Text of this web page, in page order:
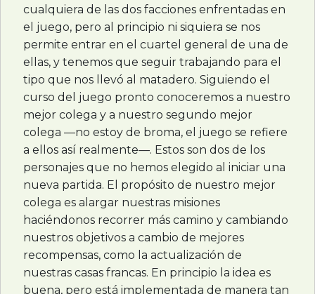
cualquiera de las dos facciones enfrentadas en
el juego, pero al principio ni siquiera se nos
permite entrar en el cuartel general de una de
ellas, y tenemos que seguir trabajando para el
tipo que nos llevó al matadero. Siguiendo el
curso del juego pronto conoceremos a nuestro
mejor colega y a nuestro segundo mejor
colega —no estoy de broma, el juego se refiere
a ellos así realmente—. Estos son dos de los
personajes que no hemos elegido al iniciar una
nueva partida. El propósito de nuestro mejor
colega es alargar nuestras misiones
haciéndonos recorrer más camino y cambiando
nuestros objetivos a cambio de mejores
recompensas, como la actualización de
nuestras casas francas. En principio la idea es
buena, pero está implementada de manera tan